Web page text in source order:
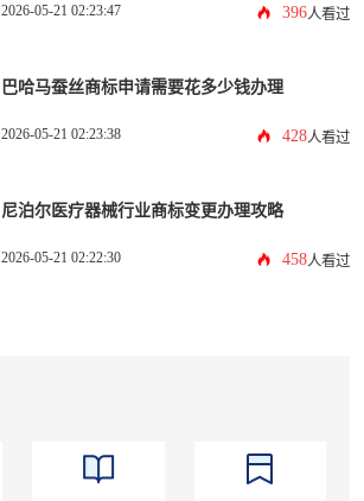
2026-05-21 02:23:47 396人看过
巴哈马蚕丝商标申请需要花多少钱办理
2026-05-21 02:23:38 428人看过
尼泊尔医疗器械行业商标变更办理攻略
2026-05-21 02:22:30 458人看过